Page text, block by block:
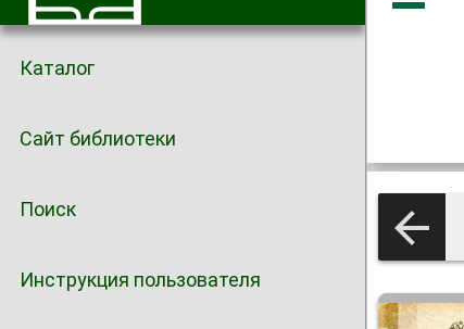
Каталог
Сайт библиотеки
Поиск
Инструкция пользователя